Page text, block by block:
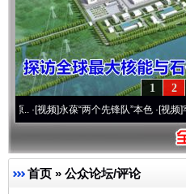
2
1
永葆“两个先锋队”本色·[视频]牢记初心使
首页 » 公众论坛/评论